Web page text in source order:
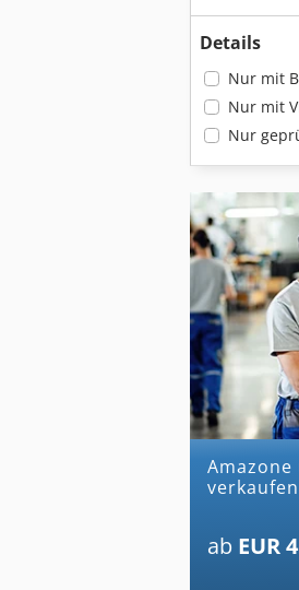
Details
Nur mit
Nur mit
Nur
amazone uf 1501 sofort
verkaufen
ab EUR
Amazone Uf 1201